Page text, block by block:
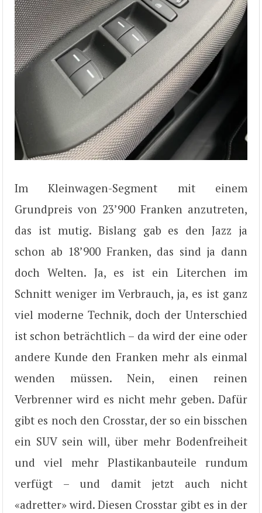
Im Kleinwagen-Segment mit einem
Grundpreis von 23’900 Franken anzutreten,
das ist mutig. Bislang gab es den Jazz ja
schon ab 18’900 Franken, das sind ja dann
doch Welten. Ja, es ist ein Literchen im
Schnitt weniger im Verbrauch, ja, es ist ganz
viel moderne Technik, doch der Unterschied
ist schon beträchtlich – da wird der eine oder
andere Kunde den Franken mehr als einmal
wenden müssen. Nein, einen reinen
Verbrenner wird es nicht mehr geben. Dafür
gibt es noch den Crosstar, der so ein bisschen
ein SUV sein will, über mehr Bodenfreiheit
und viel mehr Plastikanbauteile rundum
verfügt – und damit jetzt auch nicht
«adretter» wird. Diesen Crosstar gibt es in der